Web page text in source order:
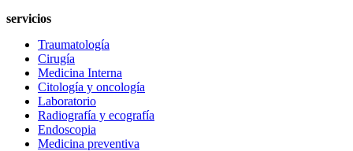
servicios
Traumatología
Cirugía
Medicina Interna
Citología y oncología
Laboratorio
Radiografía y ecografía
Endoscopia
Medicina preventiva